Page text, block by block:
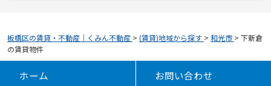
板橋区の賃貸・不動産｜くみん不動産 > (賃貸)地域から探す > 和光市 > 下新倉
の賃貸物件
ホーム お問い合わせ